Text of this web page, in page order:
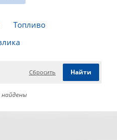
Топливо
Сбросить
найдены